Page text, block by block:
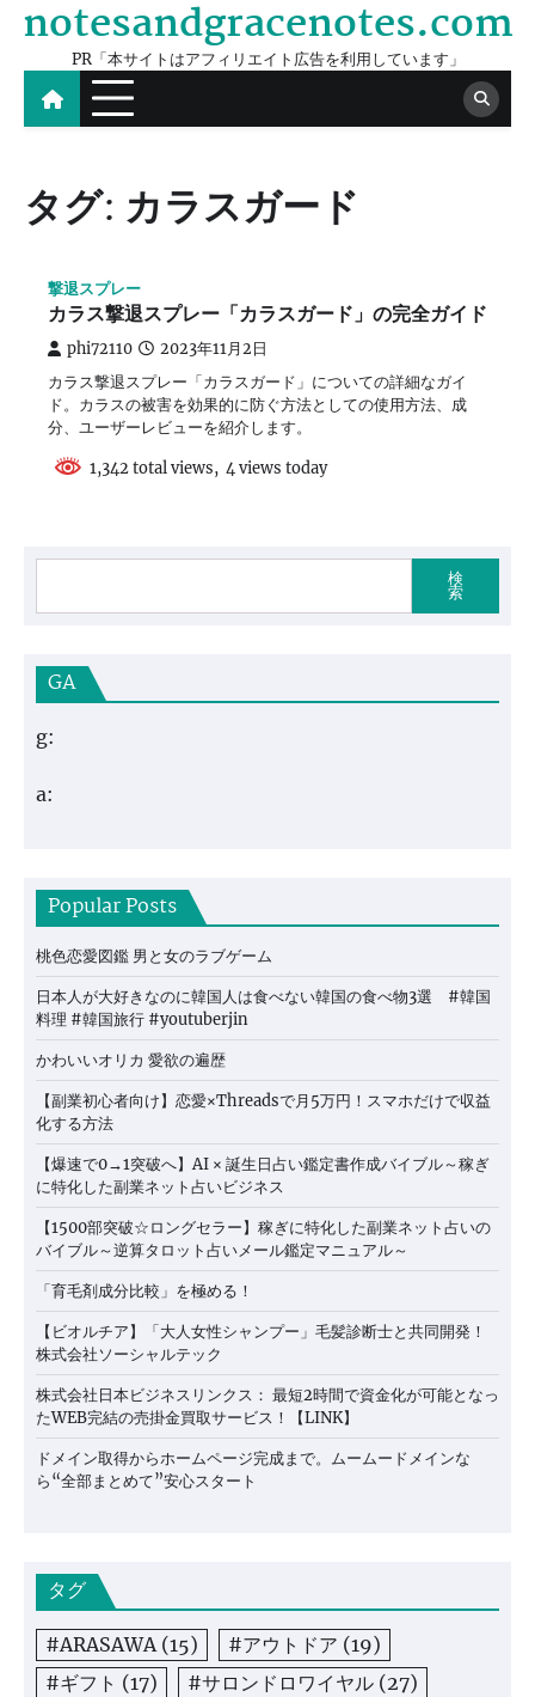
Skip
content
notesandgracenotes.com
PR「本サイトはアフィリエイト広告を利用しています」
タグ: カラスガード
撃退スプレー
カラス撃退スプレー「カラスガード」の完全ガイド
phi72110 2023年11月2日
カラス撃退スプレー「カラスガード」についての詳細なガイ
ド。カラスの被害を効果的に防ぐ方法としての使用方法、成
分、ユーザーレビューを紹介します。
1,342 total views, 4 views today
検
索
GA
g:
a:
Popular Posts
桃色恋愛図鑑 男と女のラブゲーム
日本人が大好きなのに韓国人は食べない韓国の食べ物3選 #韓国
料理 #韓国旅行 #youtuberjin
かわいいオリカ 愛欲の遍歴
【副業初心者向け】恋愛×Threadsで月5万円！スマホだけで収益
化する方法
【爆速で0→1突破へ】AI × 誕生日占い鑑定書作成バイブル～稼ぎ
に特化した副業ネット占いビジネス
【1500部突破☆ロングセラー】稼ぎに特化した副業ネット占いの
バイブル～逆算タロット占いメール鑑定マニュアル～
「育毛剤成分比較」を極める！
【ビオルチア】「大人女性シャンプー」毛髪診断士と共同開発！
株式会社ソーシャルテック
株式会社日本ビジネスリンクス： 最短2時間で資金化が可能となっ
たWEB完結の売掛金買取サービス！【LINK】
ドメイン取得からホームページ完成まで。ムームードメインな
ら“全部まとめて”安心スタート
タグ
#ARASAWA(15) #アウトドア (19)
#ギフト (17) #サロンドロワイヤル (27)